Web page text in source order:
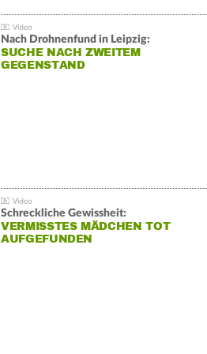
Nach Drohnenfund in Leipzig:
SUCHE NACH ZWEITEM
GEGENSTAND
Schreckliche Gewissheit:
VERMISSTES MÄDCHEN TOT
AUFGEFUNDEN